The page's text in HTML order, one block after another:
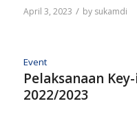
April 3, 2023 / by sukamdi
Event
Pelaksanaan
2022/2023